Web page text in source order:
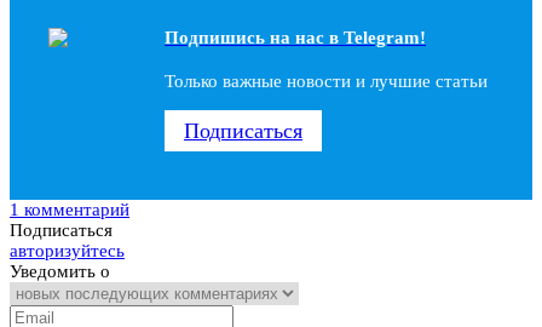
Подпишись на наc в Telegram!
Только важные новости и лучшие статьи
Подписаться
1 комментарий
Подписаться
авторизуйтесь
Уведомить о